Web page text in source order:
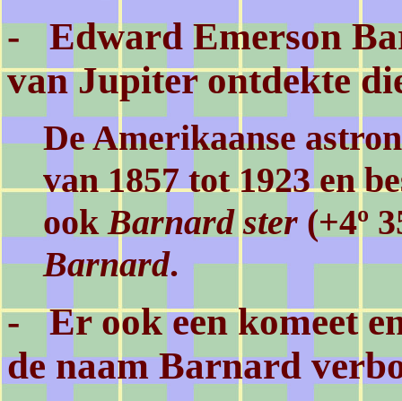
- Edward Emerson
van Jupiter ontdekte
De Amerikaanse
van 1857 tot 1923 en
ook Barnard ster (+4º
Barnard.
- Er ook een komeet
de naam Barnard